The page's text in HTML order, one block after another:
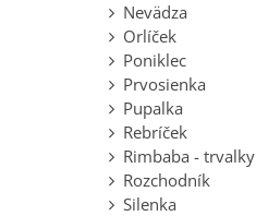
Nevädza
Orlíček
Poniklec
Prvosienka
Pupalka
Rebríček
Rimbaba - trvalky
Rozchodník
Silenka